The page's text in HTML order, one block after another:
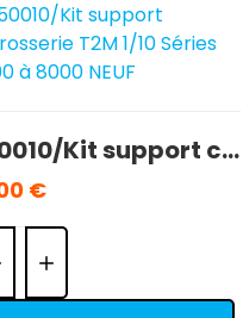
250010/Kit support carrosserie T2M 1/10 Séries 5000 à 8000 NEUF
€